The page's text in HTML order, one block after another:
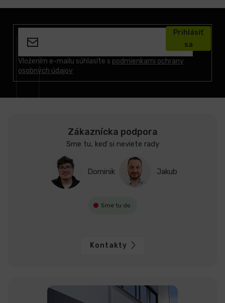
l
á
c
i
r
y
v
p
i
á
k
a
n
e
Vložením e-mailu súhlasíte s podmienkami ochrany
osobných údajov
Prihlásiť
sa
Zákaznícka podpora
Sme tu, keď si neviete rady
Dominik Jakub
Sme tu do
Kontakty